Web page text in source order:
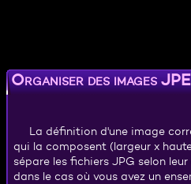
Organiser des images
La définition d'une image
qui la composent (largeur x
sépare les fichiers JPG selon
dans le cas où vous avez un